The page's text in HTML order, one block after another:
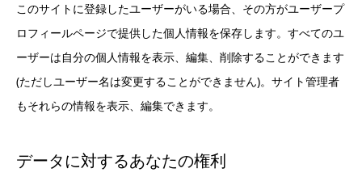
このサイトに登録したユーザーがいる場合、その方がユーザープ
ロフィールページで提供した個人情報を保存します。すべてのユ
ーザーは自分の個人情報を表示、編集、削除することができます
(ただしユーザー名は変更することができません)。サイト管理者
もそれらの情報を表示、編集できます。
データに対するあなたの権利